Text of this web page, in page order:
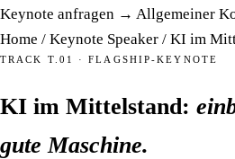
Keynote anfragen → Allgemeiner
Home / Keynote Speaker / KI im
TRACK T.01 · FLAGSHIP-KEYNOTE
KI im Mittelstand:
gute Maschine.